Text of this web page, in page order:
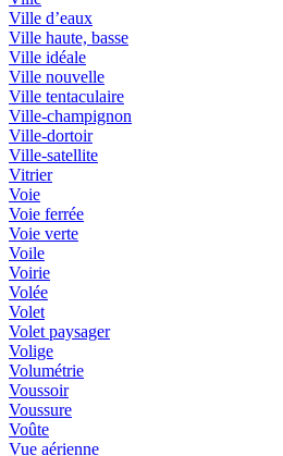
Ville d’eaux
Ville haute, basse
Ville idéale
Ville nouvelle
Ville tentaculaire
Ville-champignon
Ville-dortoir
Ville-satellite
Vitrier
Voie
Voie ferrée
Voie verte
Voile
Voirie
Volée
Volet
Volet paysager
Volige
Volumétrie
Voussoir
Voussure
Voûte
Vue aérienne